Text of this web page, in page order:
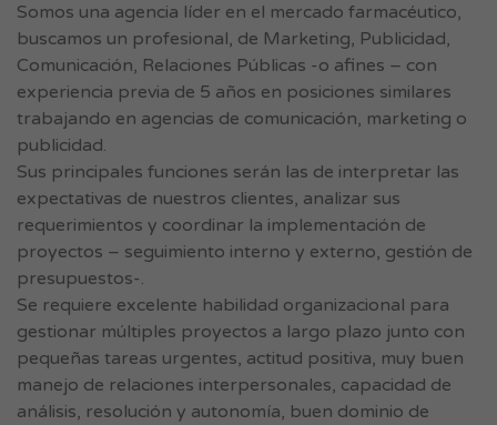
Somos una agencia líder en el mercado farmacéutico,
buscamos un profesional, de Marketing, Publicidad,
Comunicación, Relaciones Públicas -o afines – con
experiencia previa de 5 años en posiciones similares
trabajando en agencias de comunicación, marketing o
publicidad.
Sus principales funciones serán las de interpretar las
expectativas de nuestros clientes, analizar sus
requerimientos y coordinar la implementación de
proyectos – seguimiento interno y externo, gestión de
presupuestos-.
Se requiere excelente habilidad organizacional para
gestionar múltiples proyectos a largo plazo junto con
pequeñas tareas urgentes, actitud positiva, muy buen
manejo de relaciones interpersonales, capacidad de
análisis, resolución y autonomía, buen dominio de